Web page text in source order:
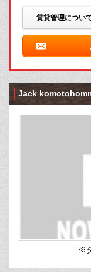
賃貸管理につい
Jack
※